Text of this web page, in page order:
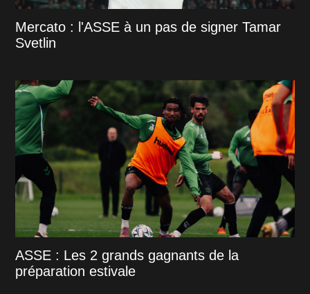
Mercato : l'ASSE à un pas de signer Tamar
Svetlin
ASSE : Les 2 grands gagnants de la
préparation estivale